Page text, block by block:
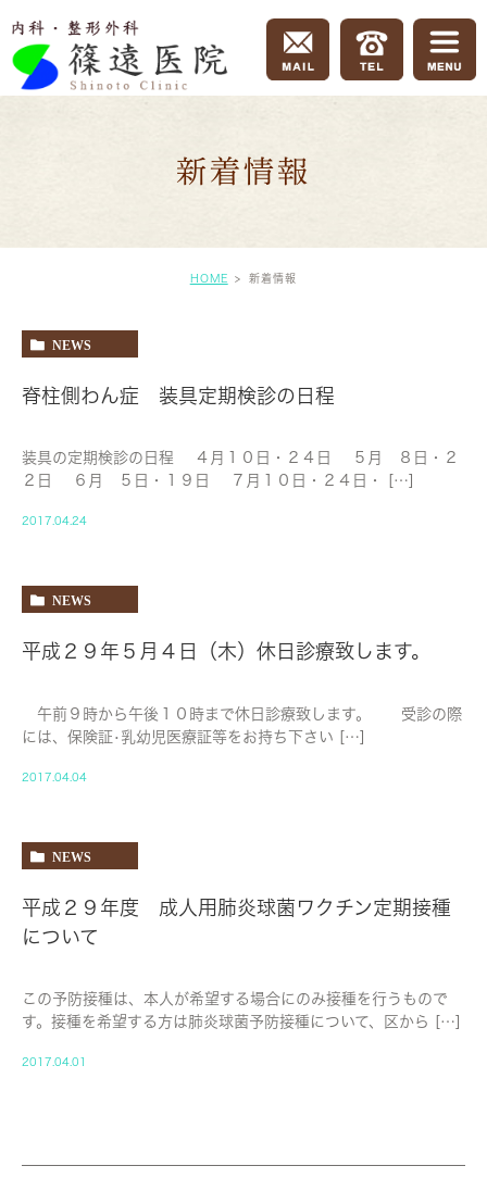
新着情報
HOME 新着情報
NEWS
脊柱側わん症 装具定期検診の日程
装具の定期検診の日程 ４月１０日・２４日 ５月 ８日・２
２日 ６月 ５日・１９日 ７月１０日・２４日・ […]
2017.04.24
NEWS
平成２９年５月４日（木）休日診療致します。
午前９時から午後１０時まで休日診療致します。 受診の際
には、保険証•乳幼児医療証等をお持ち下さい […]
2017.04.04
NEWS
平成２９年度 成人用肺炎球菌ワクチン定期接種
について
この予防接種は、本人が希望する場合にのみ接種を行うもので
す。接種を希望する方は肺炎球菌予防接種について、区から […]
2017.04.01